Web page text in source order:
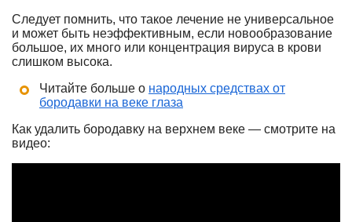
Следует помнить, что такое лечение не универсальное
и может быть неэффективным, если новообразование
большое, их много или концентрация вируса в крови
слишком высока.
Читайте больше о народных средствах от
бородавки на веке глаза
Как удалить бородавку на верхнем веке — смотрите на
видео: